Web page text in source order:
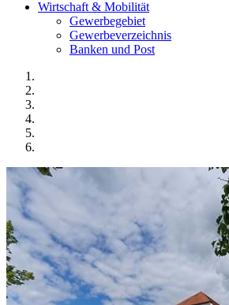
Wirtschaft & Mobilität
Gewerbegebiet
Gewerbeverzeichnis
Banken und Post